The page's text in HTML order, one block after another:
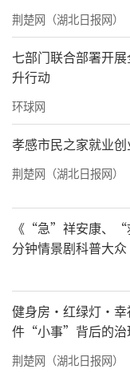
荆楚网（湖北日报网）
七部门联合部署开
升行动
环球网
孝感市民之家就业
荆楚网（湖北日报网）
《“急”祥安康、“
分钟情景剧科普大
浸义诊活动
健身房·红绿灯·
件“小事”背后的治
荆楚网（湖北日报网）